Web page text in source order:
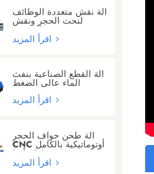
آلة نقش متعددة الوظائف
لنحت الحجر ونقش
الحروف
آلة القطع الصناعية بنفث
الماء عالي الضغط
آلة طحن حواف الحجر
CNC أوتوماتيكية بالكامل